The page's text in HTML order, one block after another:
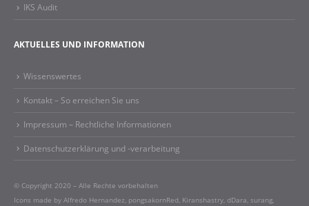
IKS Audit
AKTUELLES UND INFORMATION
Wissenswertes
Kontakt – So erreichen Sie uns
Impressum – Rechtliche Informationen​
Datenschutzerklärung und -verarbeitung
© Copyright 2020 – Alle Rechte vorbehalten
Icons made by Alfredo Hernandez, pongsakornRed, Kiranshastry, dDara, surang,